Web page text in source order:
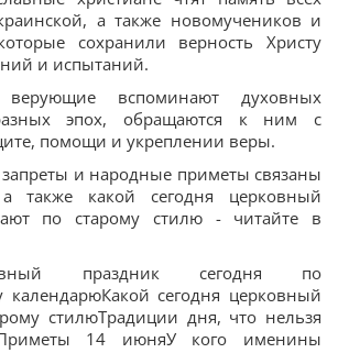
а также новомучеников и
сохранили верность Христу
и испытаний.
вспоминают духовных
эпох, обращаются к ним с
помощи и укреплении веры.
и народные приметы связаны
также какой сегодня церковный
по старому стилю - читайте в
праздник сегодня по
календарюКакой сегодня церковный
стилюТрадиции дня, что нельзя
14 июняУ кого именины